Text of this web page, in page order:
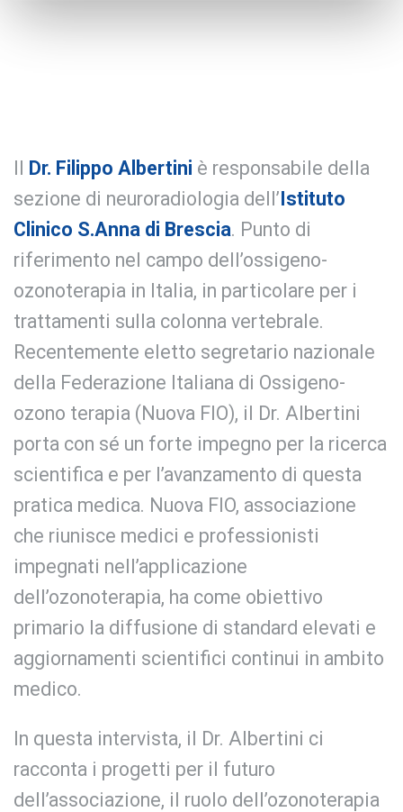
Il Dr. Filippo Albertini è responsabile della
sezione di neuroradiologia dell’Istituto
Clinico S.Anna di Brescia. Punto di
riferimento nel campo dell’ossigeno-
ozonoterapia in Italia, in particolare per i
trattamenti sulla colonna vertebrale.
Recentemente eletto segretario nazionale
della Federazione Italiana di Ossigeno-
ozono terapia (Nuova FIO), il Dr. Albertini
porta con sé un forte impegno per la ricerca
scientifica e per l’avanzamento di questa
pratica medica. Nuova FIO, associazione
che riunisce medici e professionisti
impegnati nell’applicazione
dell’ozonoterapia, ha come obiettivo
primario la diffusione di standard elevati e
aggiornamenti scientifici continui in ambito
medico.
In questa intervista, il Dr. Albertini ci
racconta i progetti per il futuro
dell’associazione, il ruolo dell’ozonoterapia